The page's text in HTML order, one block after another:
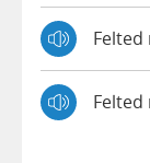
Felted
Felted